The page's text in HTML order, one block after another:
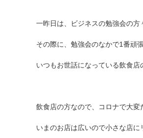
一昨日は、ビジネスの勉強会の
その際に、勉強会のなかで1番頑
いつもお世話になっている飲食店
飲食店の方なので、コロナで大変
いまのお店は広いので小さな店に